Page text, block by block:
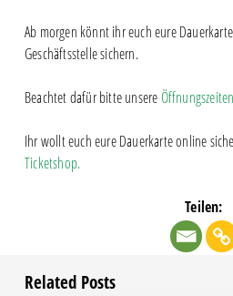
Ab morgen könnt ihr euch eure
Geschäftsstelle sichern.
Beachtet dafür bitte unsere
Ihr wollt euch eure Dauerkarte online
Ticketshop.
Teilen:
Related Posts